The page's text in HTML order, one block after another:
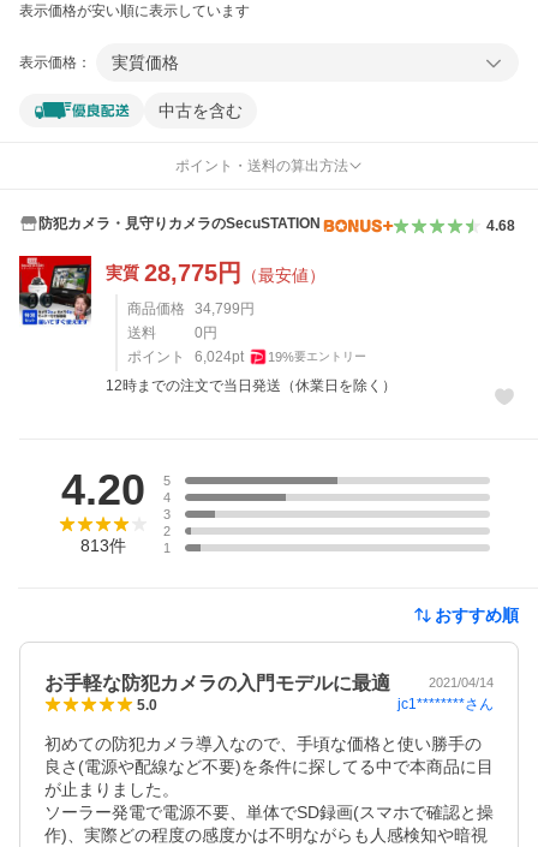
表示価格が安い順に表示しています
表示価格： 実質価格
中古を含む
ポイント・送料の算出方法
防犯カメラ・見守りカメラのSecuSTATION 4.68
実質 28,775円 （最安値）
商品価格 34,799 円
送料
0 円
ポイント
6,024pt 19%要エントリー
12時までの注文で当日発送（休業日を除く）
4.20
813件
5
4
3
2
1
おすすめ順
お手軽な防犯カメラの入門モデルに最適 2021/04/14
5.0 jc1********さん
初めての防犯カメラ導入なので、手頃な価格と使い勝手の
良さ(電源や配線など不要)を条件に探してる中で本商品に目
が止まりました。
ソーラー発電で電源不要、単体でSD録画(スマホで確認と操
作)、実際どの程度の感度かは不明ながらも人感検知や暗視